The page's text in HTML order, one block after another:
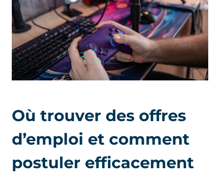
Où trouver des offres
d’emploi et comment
postuler efficacement